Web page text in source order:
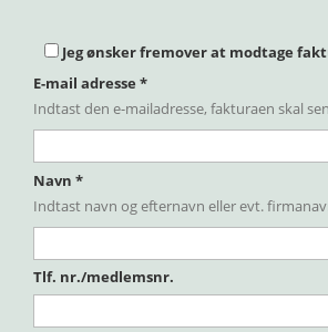
Jeg ønsker fremover at modtage
E-mail adresse *
Indtast den e-mailadresse, fakturaen skal
Navn *
Indtast navn og efternavn eller evt.
Tlf. nr./medlemsnr.